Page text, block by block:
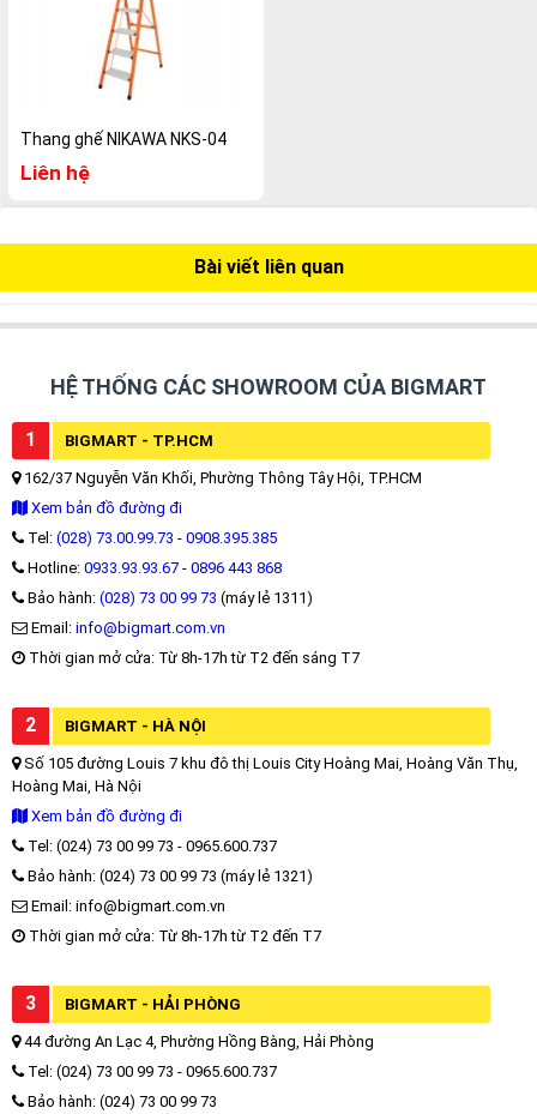
Thang ghế NIKAWA NKS-04
Liên hệ
Bài viết liên quan
HỆ THỐNG CÁC SHOWROOM CỦA BIGMART
1 BIGMART - TP.HCM
162/37 Nguyễn Văn Khối, Phường Thông Tây Hội, TP.HCM
Xem bản đồ đường đi
Tel: (028) 73.00.99.73 - 0908.395.385
Hotline: 0933.93.93.67 - 0896 443 868
Bảo hành: (028) 73 00 99 73 (máy lẻ 1311)
Email: info@bigmart.com.vn
Thời gian mở cửa: Từ 8h-17h từ T2 đến sáng T7
2 BIGMART - HÀ NỘI
Số 105 đường Louis 7 khu đô thị Louis City Hoàng Mai, Hoàng Văn Thụ,
Hoàng Mai, Hà Nội
Xem bản đồ đường đi
Tel: (024) 73 00 99 73 - 0965.600.737
Bảo hành: (024) 73 00 99 73 (máy lẻ 1321)
Email: info@bigmart.com.vn
Thời gian mở cửa: Từ 8h-17h từ T2 đến T7
3 BIGMART - HẢI PHÒNG
44 đường An Lạc 4, Phường Hồng Bàng, Hải Phòng
Tel: (024) 73 00 99 73 - 0965.600.737
Bảo hành: (024) 73 00 99 73